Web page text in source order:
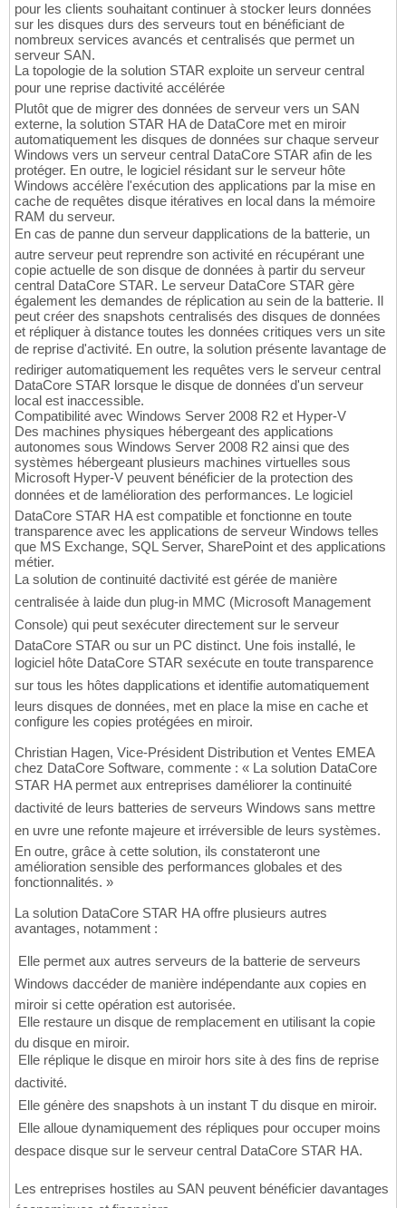
pour les clients souhaitant continuer à stocker leurs données
sur les disques durs des serveurs tout en bénéficiant de
nombreux services avancés et centralisés que permet un
serveur SAN.
La topologie de la solution STAR exploite un serveur central
pour une reprise dactivité accélérée
Plutôt que de migrer des données de serveur vers un SAN
externe, la solution STAR HA de DataCore met en miroir
automatiquement les disques de données sur chaque serveur
Windows vers un serveur central DataCore STAR afin de les
protéger. En outre, le logiciel résidant sur le serveur hôte
Windows accélère l'exécution des applications par la mise en
cache de requêtes disque itératives en local dans la mémoire
RAM du serveur.
En cas de panne dun serveur dapplications de la batterie, un
autre serveur peut reprendre son activité en récupérant une
copie actuelle de son disque de données à partir du serveur
central DataCore STAR. Le serveur DataCore STAR gère
également les demandes de réplication au sein de la batterie. Il
peut créer des snapshots centralisés des disques de données
et répliquer à distance toutes les données critiques vers un site
de reprise d'activité. En outre, la solution présente lavantage de
rediriger automatiquement les requêtes vers le serveur central
DataCore STAR lorsque le disque de données d'un serveur
local est inaccessible.
Compatibilité avec Windows Server 2008 R2 et Hyper-V
Des machines physiques hébergeant des applications
autonomes sous Windows Server 2008 R2 ainsi que des
systèmes hébergeant plusieurs machines virtuelles sous
Microsoft Hyper-V peuvent bénéficier de la protection des
données et de lamélioration des performances. Le logiciel
DataCore STAR HA est compatible et fonctionne en toute
transparence avec les applications de serveur Windows telles
que MS Exchange, SQL Server, SharePoint et des applications
métier.
La solution de continuité dactivité est gérée de manière
centralisée à laide dun plug-in MMC (Microsoft Management
Console) qui peut sexécuter directement sur le serveur
DataCore STAR ou sur un PC distinct. Une fois installé, le
logiciel hôte DataCore STAR sexécute en toute transparence
sur tous les hôtes dapplications et identifie automatiquement
leurs disques de données, met en place la mise en cache et
configure les copies protégées en miroir.
Christian Hagen, Vice-Président Distribution et Ventes EMEA
chez DataCore Software, commente : « La solution DataCore
STAR HA permet aux entreprises daméliorer la continuité
dactivité de leurs batteries de serveurs Windows sans mettre
en uvre une refonte majeure et irréversible de leurs systèmes.
En outre, grâce à cette solution, ils constateront une
amélioration sensible des performances globales et des
fonctionnalités. »
La solution DataCore STAR HA offre plusieurs autres
avantages, notamment :
 Elle permet aux autres serveurs de la batterie de serveurs
Windows daccéder de manière indépendante aux copies en
miroir si cette opération est autorisée.
 Elle restaure un disque de remplacement en utilisant la copie
du disque en miroir.
 Elle réplique le disque en miroir hors site à des fins de reprise
dactivité.
 Elle génère des snapshots à un instant T du disque en miroir.
 Elle alloue dynamiquement des répliques pour occuper moins
despace disque sur le serveur central DataCore STAR HA.
Les entreprises hostiles au SAN peuvent bénéficier davantages